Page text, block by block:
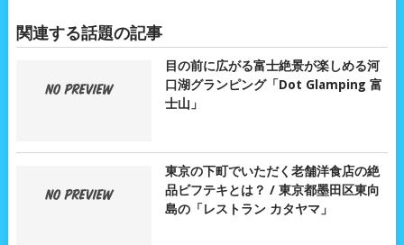
関連する話題の記事
目の前に広がる富士絶景が楽しめる河
口湖グランピング「Dot Glamping 富
士山」
東京の下町でいただく老舗洋食店の絶
品ビフテキとは？ / 東京都墨田区東向
島の「レストラン カタヤマ」